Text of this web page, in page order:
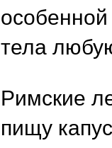
тела
Римские
пищу